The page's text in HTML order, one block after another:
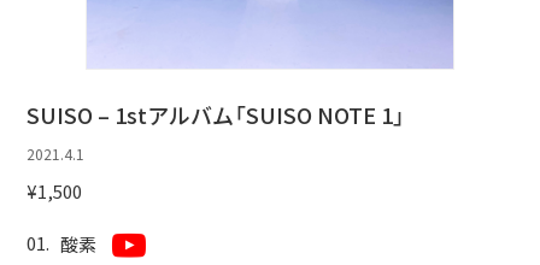
SUISO – 1stアルバム「SUISO NOTE 1」
2021.4.1
¥1,500
酸素